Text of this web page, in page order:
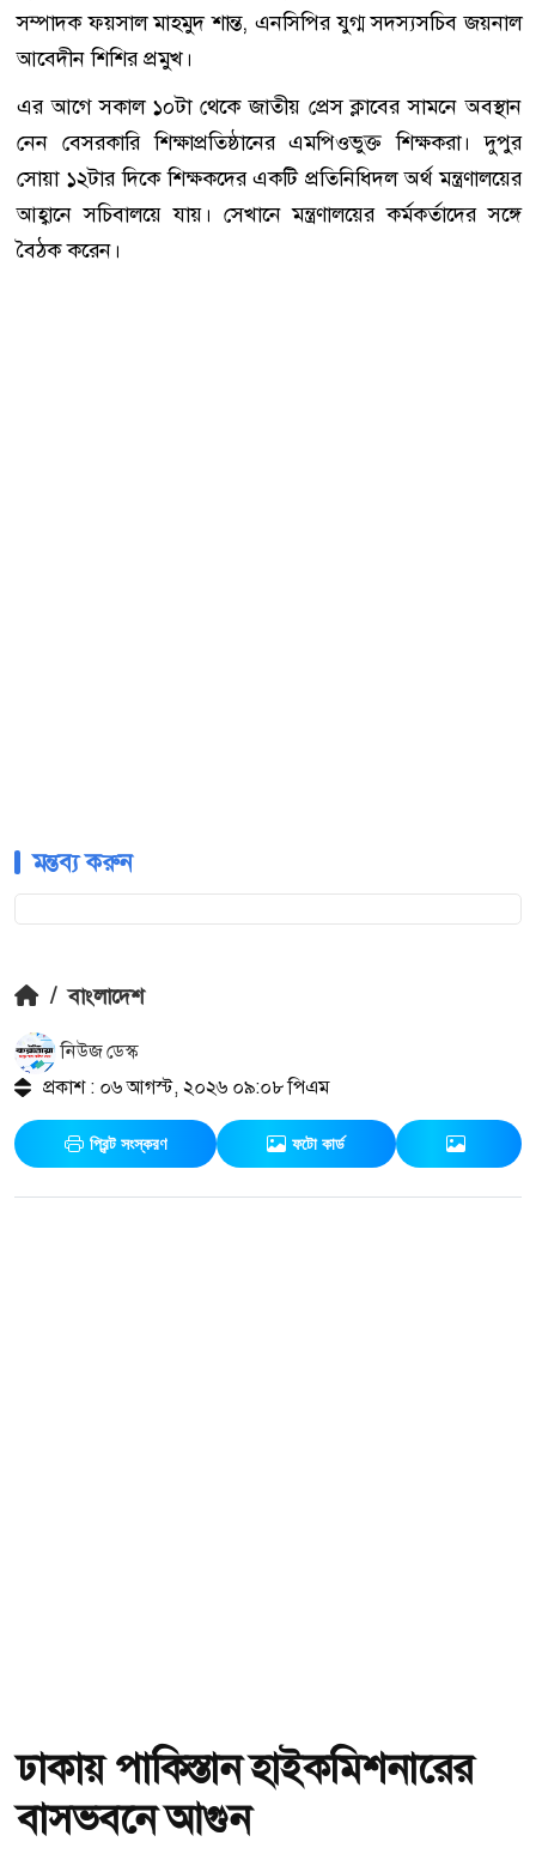
সম্পাদক ফয়সাল মাহমুদ শান্ত, এনসিপির যুগ্ম সদস্যসচিব জয়নাল
আবেদীন শিশির প্রমুখ।
এর আগে সকাল ১০টা থেকে জাতীয় প্রেস ক্লাবের সামনে অবস্থান
নেন বেসরকারি শিক্ষাপ্রতিষ্ঠানের এমপিওভুক্ত শিক্ষকরা। দুপুর
সোয়া ১২টার দিকে শিক্ষকদের একটি প্রতিনিধিদল অর্থ মন্ত্রণালয়ের
আহ্বানে সচিবালয়ে যায়। সেখানে মন্ত্রণালয়ের কর্মকর্তাদের সঙ্গে
বৈঠক করেন।
মন্তব্য করুন
/ বাংলাদেশ
নিউজ ডেস্ক
প্রকাশ : ০৬ আগস্ট, ২০২৬ ০৯:০৮ পিএম
প্রিন্ট সংস্করণ ফটো কার্ড
ঢাকায় পাকিস্তান হাইকমিশনারের
বাসভবনে আগুন